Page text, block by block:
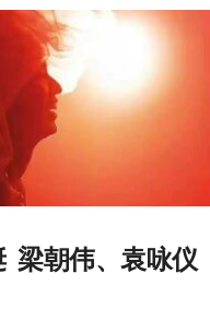
梁朝伟、袁咏仪